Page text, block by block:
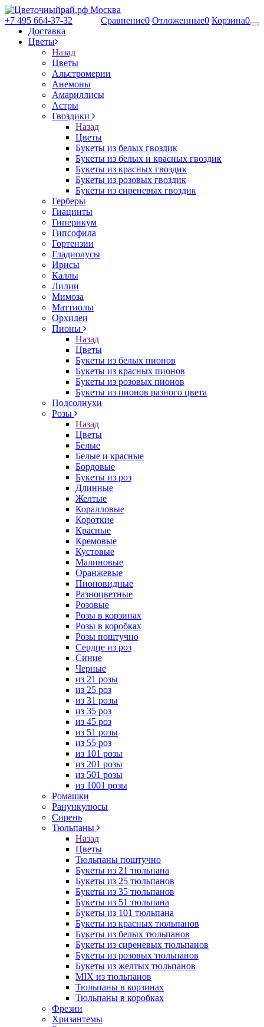
+7 495 664-37-32 Сравнение0 Отложенные0 Корзина0
Доставка
Цветы
Назад
Цветы
Альстромерии
Анемоны
Амариллисы
Астры
Гвоздики
Назад
Цветы
Букеты из белых гвоздик
Букеты из белых и красных гвоздик
Букеты из красных гвоздик
Букеты из розовых гвоздик
Букеты из сиреневых гвоздик
Герберы
Гиацинты
Гиперикум
Гипсофила
Гортензии
Гладиолусы
Ирисы
Каллы
Лилии
Мимоза
Маттиолы
Орхидеи
Пионы
Назад
Цветы
Букеты из белых пионов
Букеты из красных пионов
Букеты из розовых пионов
Букеты из пионов разного цвета
Подсолнухи
Розы
Назад
Цветы
Белые
Белые и красные
Бордовые
Букеты из роз
Длинные
Желтые
Коралловые
Короткие
Красные
Кремовые
Кустовые
Малиновые
Оранжевые
Пионовидные
Разноцветные
Розовые
Розы в корзинах
Розы в коробках
Розы поштучно
Сердце из роз
Синие
Черные
из 21 розы
из 25 роз
из 31 розы
из 35 роз
из 45 роз
из 51 розы
из 55 роз
из 101 розы
из 201 розы
из 501 розы
из 1001 розы
Ромашки
Ранункулюсы
Сирень
Тюльпаны
Назад
Цветы
Тюльпаны поштучно
Букеты из 21 тюльпана
Букеты из 25 тюльпанов
Букеты из 35 тюльпанов
Букеты из 51 тюльпана
Букеты из 101 тюльпана
Букеты из красных тюльпанов
Букеты из белых тюльпанов
Букеты из сиреневых тюльпанов
Букеты из розовых тюльпанов
Букеты из желтых тюльпанов
MIX из тюльпанов
Тюльпаны в корзинах
Тюльпаны в коробках
Фрезии
Хризантемы